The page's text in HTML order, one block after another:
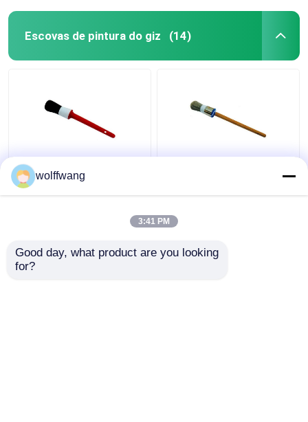
Escovas de pintura do giz (14)
Pincéis de giz de
cerdas sintéticas
cabo de madeira
laqueada
wolffwang
3:41 PM
Good day, what product are you looking
for?